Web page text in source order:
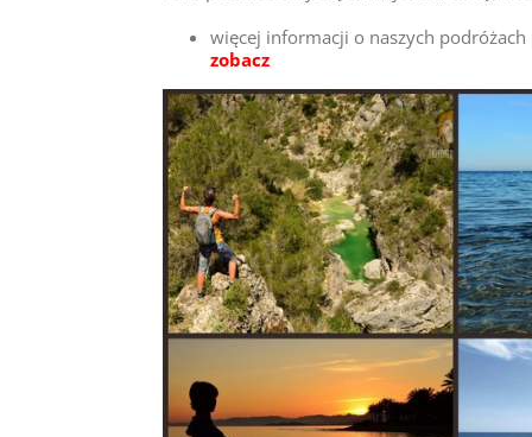
więcej informacji o naszych
zobacz